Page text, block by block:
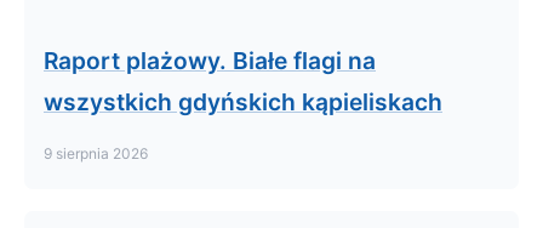
Raport plażowy. Białe flagi na
wszystkich gdyńskich kąpieliskach
9 sierpnia 2026